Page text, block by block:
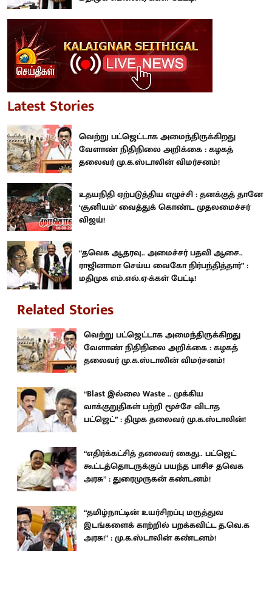
Latest Stories
வெற்று பட்ஜெட்டாக அமைந்திருக்கிறது
வேளாண் நிதிநிலை அறிக்கை : கழகத்
தலைவர் மு.க.ஸ்டாலின் விமர்சனம்!
உதயநிதி ஏற்படுத்திய எழுச்சி : தனக்குத் தானே
‘சூனியம்' வைத்துக் கொண்ட முதலமைச்சர்
விஜய்!
“தவெக ஆதரவு.. அமைச்சர் பதவி ஆசை..
ராஜினாமா செய்ய வைகோ நிர்பந்தித்தார்” :
மதிமுக எம்.எல்.ஏ-க்கள் பேட்டி!
Related Stories
வெற்று பட்ஜெட்டாக அமைந்திருக்கிறது
வேளாண் நிதிநிலை அறிக்கை : கழகத்
தலைவர் மு.க.ஸ்டாலின் விமர்சனம்!
“Blast இல்லை Waste .. முக்கிய
வாக்குறுதிகள் பற்றி மூச்சே விடாத
பட்ஜெட்” : திமுக தலைவர் மு.க.ஸ்டாலின்!
“எதிர்க்கட்சித் தலைவர் கைது.. பட்ஜெட்
கூட்டத்தொடருக்குப் பயந்த பாசிச தவெக
அரசு” : துரைமுருகன் கண்டனம்!
“தமிழ்நாட்டின் உயர்சிறப்பு மருத்துவ
இடங்களைக் காற்றில் பறக்கவிட்ட த.வெ.க
அரசு!” : மு.க.ஸ்டாலின் கண்டனம்!